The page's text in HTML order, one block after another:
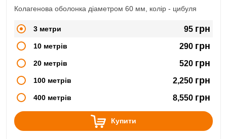
Колагенова оболонка діаметром 60 мм, колір - цибуля
3 метри 95 грн
10 метрів 290 грн
20 метрів 520 грн
100 метрів 2,250 грн
400 метрів 8,550 грн
Купити